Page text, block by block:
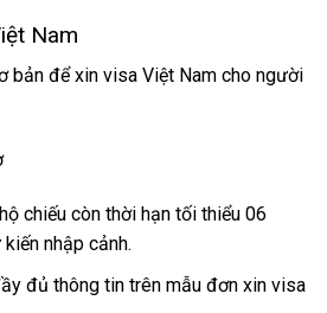
Nam
bản để xin visa Việt Nam cho người
chiếu còn thời hạn tối thiểu 06
nhập cảnh.
đủ thông tin trên mẫu đơn xin visa